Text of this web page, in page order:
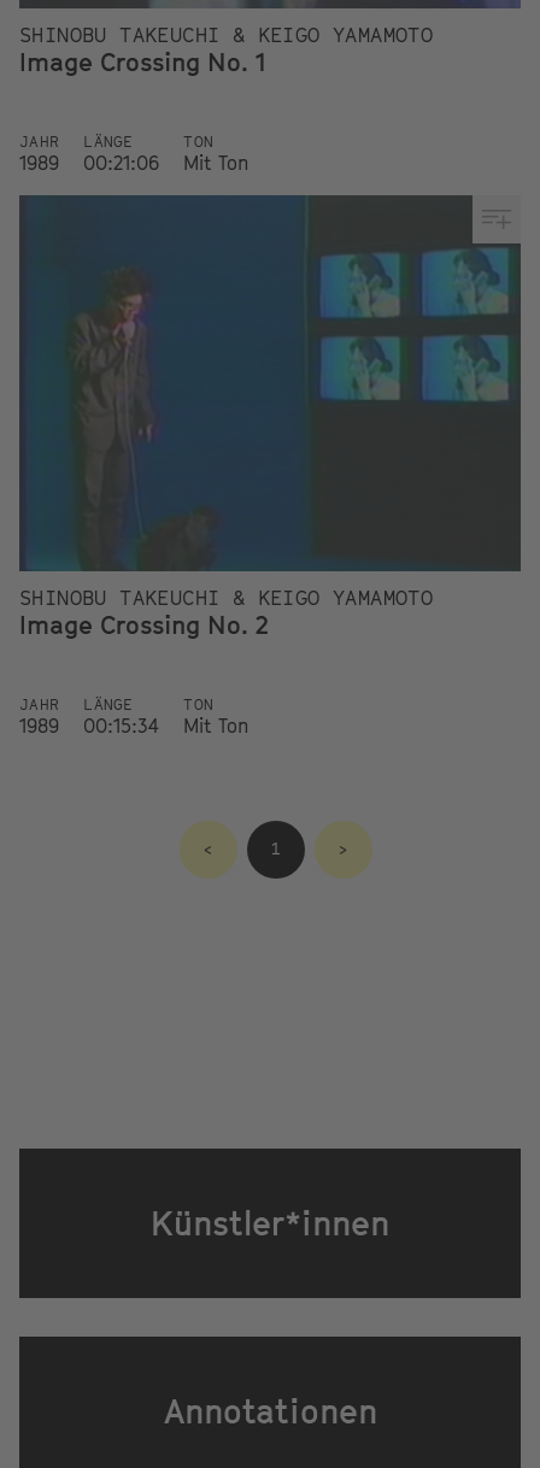
SHINOBU TAKEUCHI & KEIGO YAMAMOTO
Image Crossing No. 1
JAHR
1989
LÄNGE
00:21:06
TON
Mit Ton
SHINOBU TAKEUCHI & KEIGO YAMAMOTO
Image Crossing No. 2
JAHR
1989
LÄNGE
00:15:34
TON
Mit Ton
< 1 >
Künstler*innen
Annotationen